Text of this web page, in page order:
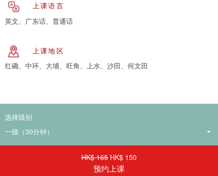
上课语言
英文、广东话、普通话
上课地区
红磡、中环、大埔、旺角、上水、沙田、何文田
选择级别
HK$ 165 HK$ 150
预约上课